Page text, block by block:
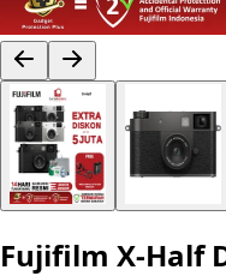
Fujifilm X-Half